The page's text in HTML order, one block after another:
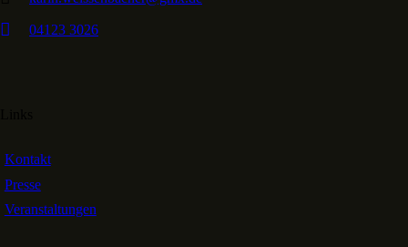
04123 3026
Kontakt
Presse
Veranstaltungen